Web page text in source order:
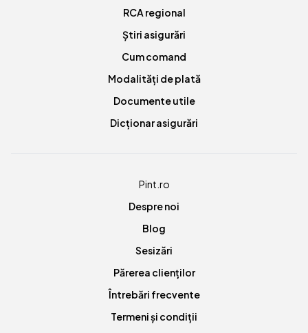
RCA regional
Știri asigurări
Cum comand
Modalități de plată
Documente utile
Dicționar asigurări
Pint.ro
Despre noi
Blog
Sesizări
Părerea clienților
Întrebări frecvente
Termeni și condiții